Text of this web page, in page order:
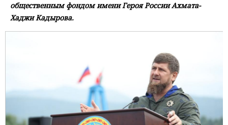
общественным фондом имени Героя России Ахмата-
Хаджи Кадырова.